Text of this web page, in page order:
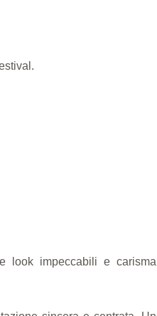
look impeccabili e carisma